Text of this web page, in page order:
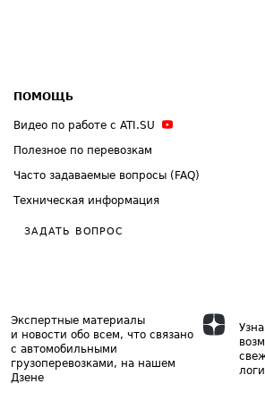
ПОМОЩЬ
Видео по работе с ATI.SU
Полезное по перевозкам
Часто задаваемые вопросы (FAQ)
Техническая информация
ЗАДАТЬ ВОПРОС
Экспертные материалы
и новости обо всем, что связано
с автомобильными
грузоперевозками, на нашем
Дзене